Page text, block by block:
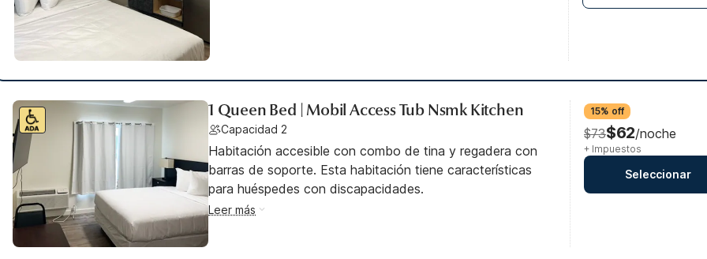
1 Queen Bed | Mobil Access Tub Nsmk Kitchen
Capacidad 2
Habitación accesible con combo de tina y regadera con
barras de soporte. Esta habitación tiene características
para huéspedes con discapacidades.
Leer más
15% off
$73$62/noche
+ Impuestos
Seleccionar